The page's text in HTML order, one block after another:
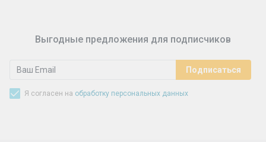
Выгодные предложения для подписчиков
Я согласен на обработку персональных данных